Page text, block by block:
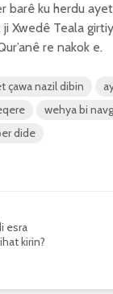
barê ku herdu
Xwedê Teala
re nakok e.
çawa nazil dibin
wehya bi
dide
esra
kirin?